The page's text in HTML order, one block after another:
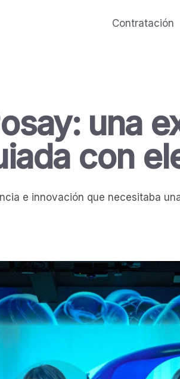
Contratación
una
con
e innovación que necesitaba